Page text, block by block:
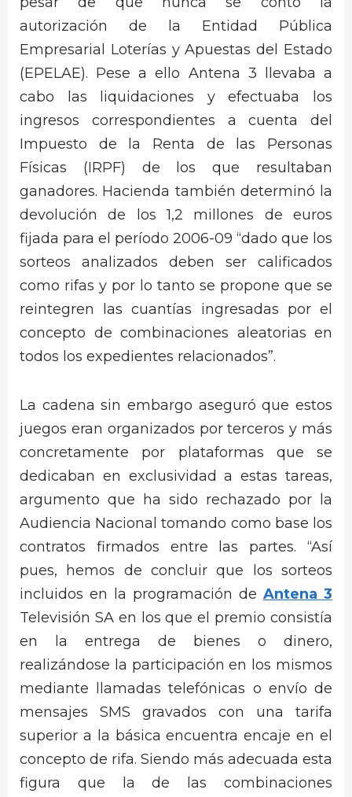
autorización de la Entidad Pública
Empresarial Loterías y Apuestas del Estado
(EPELAE). Pese a ello Antena 3 llevaba a
cabo las liquidaciones y efectuaba los
ingresos correspondientes a cuenta del
Impuesto de la Renta de las Personas
Físicas (IRPF) de los que resultaban
ganadores. Hacienda también determinó la
devolución de los 1,2 millones de euros
fijada para el período 2006-09 “dado que los
sorteos analizados deben ser calificados
como rifas y por lo tanto se propone que se
reintegren las cuantías ingresadas por el
concepto de combinaciones aleatorias en
todos los expedientes relacionados”.
La cadena sin embargo aseguró que estos
juegos eran organizados por terceros y más
concretamente por plataformas que se
dedicaban en exclusividad a estas tareas,
argumento que ha sido rechazado por la
Audiencia Nacional tomando como base los
contratos firmados entre las partes. “Así
pues, hemos de concluir que los sorteos
incluidos en la programación de Antena 3
Televisión SA en los que el premio consistía
en la entrega de bienes o dinero,
realizándose la participación en los mismos
mediante llamadas telefónicas o envío de
mensajes SMS gravados con una tarifa
superior a la básica encuentra encaje en el
concepto de rifa. Siendo más adecuada esta
figura que la de las combinaciones